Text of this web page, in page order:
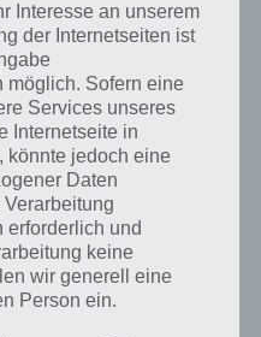
zu 94%
inunsere
App! Dort
Suche
und
300 Level
Interesse an unserem
der Internetseiten ist
möglich. Sofern eine
Services unseres
Internetseite in
könnte jedoch eine
Daten
erforderlich und
keine
wir generell eine
Person ein.